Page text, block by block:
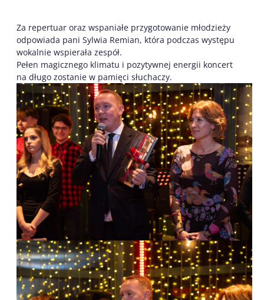
Za repertuar oraz wspaniałe przygotowanie młodzieży
odpowiada pani Sylwia Remian, która podczas występu
wokalnie wspierała zespół.
Pełen magicznego klimatu i pozytywnej energii koncert
na długo zostanie w pamięci słuchaczy.